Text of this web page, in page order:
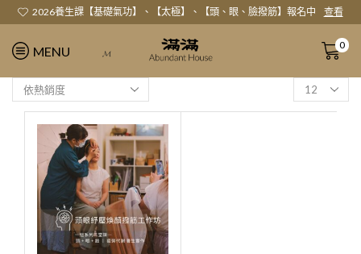
2026養生課【基礎氣功】、【太極】、【頭、眼、臉撥筋】報名中 查看
MENU 𝓜
0